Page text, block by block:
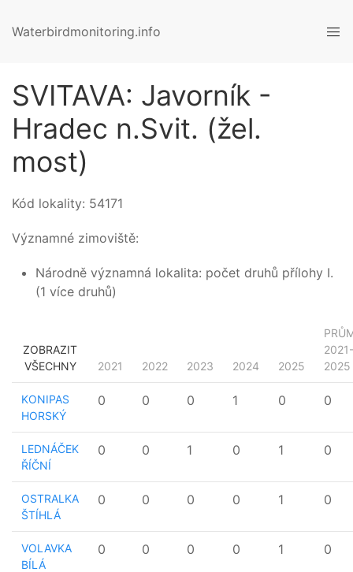
Waterbirdmonitoring.info
SVITAVA: Javorník -
Hradec n.Svit. (žel.
most)
Kód lokality: 54171
Významné zimoviště:
Národně významná lokalita: počet druhů přílohy I.
(1 více druhů)
ZOBRAZIT
VŠECHNY
2021 2022 2023 2024 2025
2021-
2025
KONIPAS
HORSKÝ
0 0 0 1 0 0
LEDNÁČEK
ŘÍČNÍ
0 0 1 0 1 0
OSTRALKA
ŠTÍHLÁ
0 0 0 0 1 0
VOLAVKA
BÍLÁ
0 0 0 0 1 0